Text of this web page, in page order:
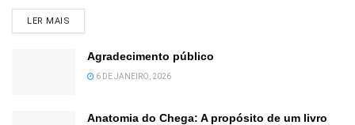
LER MAIS
Agradecimento público
6 DE JANEIRO, 2026
Anatomia do Chega: A propósito de um livro